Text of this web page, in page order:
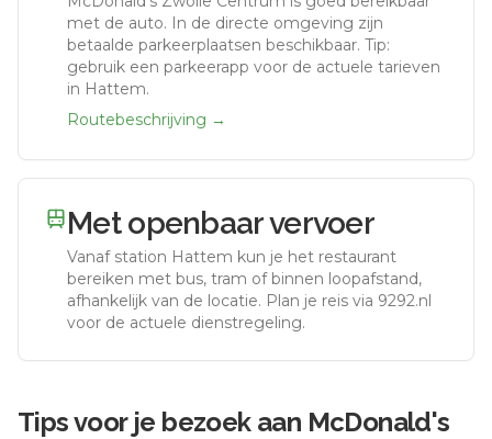
met de auto. In de directe omgeving zijn
betaalde parkeerplaatsen beschikbaar. Tip:
gebruik een parkeerapp voor de actuele tarieven
in Hattem.
Routebeschrijving →
Met openbaar vervoer
Vanaf station Hattem kun je het restaurant
bereiken met bus, tram of binnen loopafstand,
afhankelijk van de locatie. Plan je reis via 9292.nl
voor de actuele dienstregeling.
Tips voor je bezoek aan McDonald's